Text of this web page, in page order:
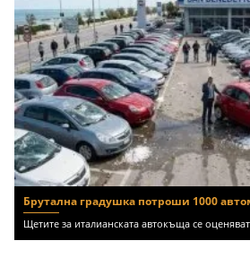
Брутална градушка потроши 1000
Щетите за италианската автокъща се